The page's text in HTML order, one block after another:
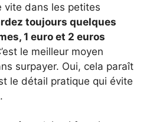
vite dans les petites
toujours quelques
1 euro et 2 euros
le meilleur moyen
surpayer. Oui, cela paraît
le détail pratique qui évite